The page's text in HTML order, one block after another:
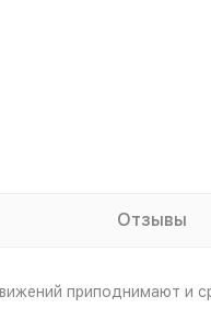
Отзывы
приподнимают и